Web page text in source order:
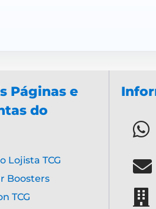
Páginas e
do
Lojista TCG
Boosters
TCG